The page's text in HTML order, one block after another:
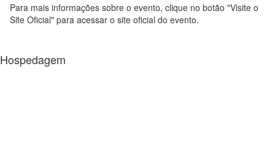
Para mais informações sobre o evento, clique no botão "Visite o
Site Oficial" para acessar o site oficial do evento.
Hospedagem